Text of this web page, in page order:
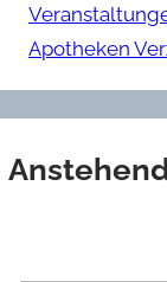
Apotheken